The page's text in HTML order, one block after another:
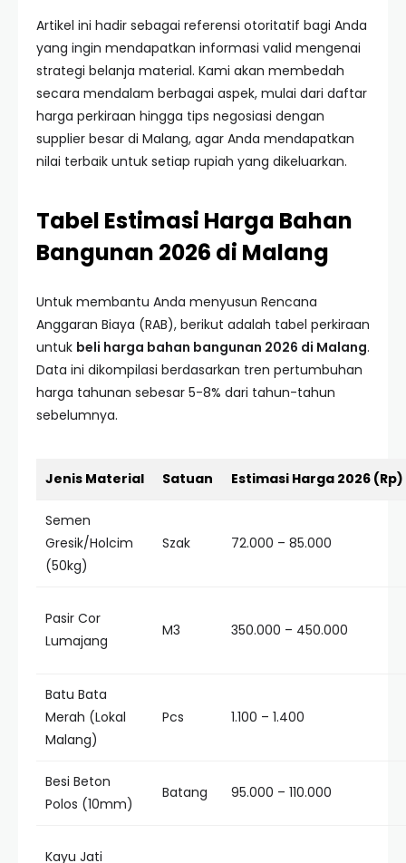
Artikel ini hadir sebagai referensi otoritatif bagi Anda
yang ingin mendapatkan informasi valid mengenai
strategi belanja material. Kami akan membedah
secara mendalam berbagai aspek, mulai dari daftar
harga perkiraan hingga tips negosiasi dengan
supplier besar di Malang, agar Anda mendapatkan
nilai terbaik untuk setiap rupiah yang dikeluarkan.
Tabel Estimasi Harga Bahan
Bangunan 2026 di Malang
Untuk membantu Anda menyusun Rencana
Anggaran Biaya (RAB), berikut adalah tabel perkiraan
untuk beli harga bahan bangunan 2026 di Malang.
Data ini dikompilasi berdasarkan tren pertumbuhan
harga tahunan sebesar 5-8% dari tahun-tahun
sebelumnya.
Jenis Material Satuan Estimasi Harga 2026 (Rp)
Semen
Gresik/Holcim
(50kg)
Szak 72.000 – 85.000
Pasir Cor
Lumajang
M3 350.000 – 450.000
Batu Bata
Merah (Lokal
Malang)
Pcs 1.100 – 1.400
Besi Beton
Polos (10mm)
Batang 95.000 – 110.000
Kayu Jati